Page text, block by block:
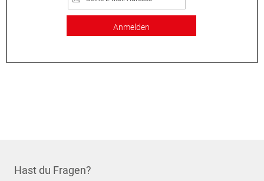
Anmelden
Hast du Fragen?